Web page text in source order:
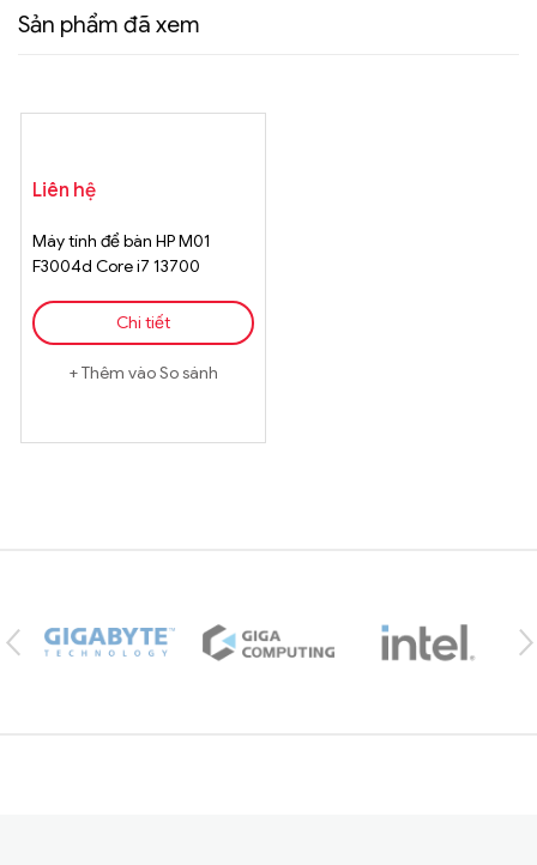
Sản phẩm đã xem
Liên hệ
Máy tính để bàn HP M01
F3004d Core i7 13700
Chi tiết
Thêm vào So sánh